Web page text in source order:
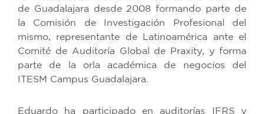
de Guadalajara desde 2008 formando parte de
la Comisión de Investigación Profesional del
mismo, representante de Latinoamérica ante el
Comité de Auditoría Global de Praxity, y forma
parte de la orla académica de negocios del
ITESM Campus Guadalajara.
Eduardo ha participado en auditorías IFRS y